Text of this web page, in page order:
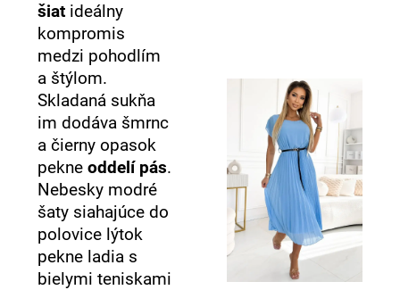
šiat ideálny
kompromis
medzi pohodlím
a štýlom.
Skladaná sukňa
im dodáva šmrnc
a čierny opasok
pekneoddelí pás.
Nebesky modré
šaty siahajúce do
polovice lýtok
pekne ladia s
bielymi teniskami